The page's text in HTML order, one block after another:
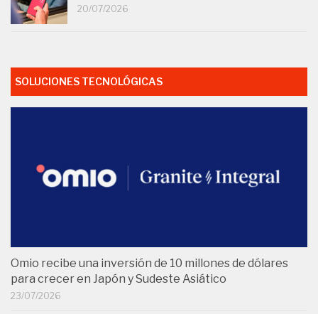
20/07/2026
SOLUCIONES TECNOLÓGICAS
Omio recibe una inversión de 10 millones de dólares
para crecer en Japón y Sudeste Asiático
23/07/2026